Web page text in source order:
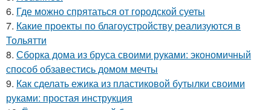
6. Где можно спрятаться от городской суеты
7. Какие проекты по благоустройству реализуются в
Тольятти
8. Сборка дома из бруса своими руками: экономичный
способ обзавестись домом мечты
9. Как сделать ежика из пластиковой бутылки своими
руками: простая инструкция